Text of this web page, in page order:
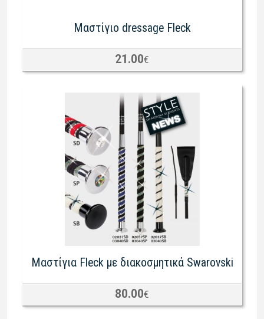
Μαστίγιο dressage Fleck
21.00€
Μαστίγια Fleck με διακοσμητικά Swarovski
80.00€